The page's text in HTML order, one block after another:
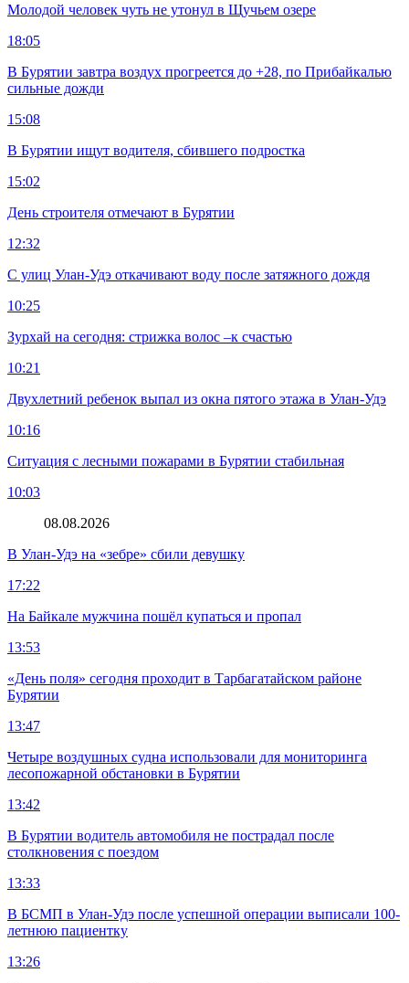
Молодой человек чуть не утонул в Щучьем озере
18:05
В Бурятии завтра воздух прогреется до +28, по Прибайкалью
сильные дожди
15:08
В Бурятии ищут водителя, сбившего подростка
15:02
День строителя отмечают в Бурятии
12:32
С улиц Улан-Удэ откачивают воду после затяжного дождя
10:25
Зурхай на сегодня: стрижка волос –к счастью
10:21
Двухлетний ребенок выпал из окна пятого этажа в Улан-Удэ
10:16
Ситуация с лесными пожарами в Бурятии стабильная
10:03
08.08.2026
В Улан-Удэ на «зебре» сбили девушку
17:22
На Байкале мужчина пошёл купаться и пропал
13:53
«День поля» сегодня проходит в Тарбагатайском районе
Бурятии
13:47
Четыре воздушных судна использовали для мониторинга
лесопожарной обстановки в Бурятии
13:42
В Бурятии водитель автомобиля не пострадал после
столкновения с поездом
13:33
В БСМП в Улан-Удэ после успешной операции выписали 100-
летнюю пациентку
13:26